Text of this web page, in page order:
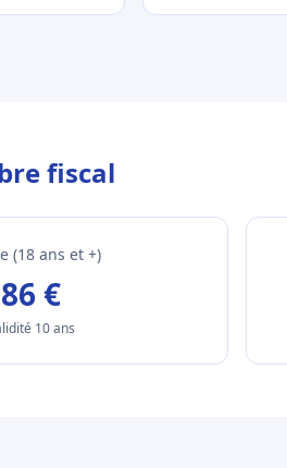
fiscal
(18 ans et +)
86 €
10 ans